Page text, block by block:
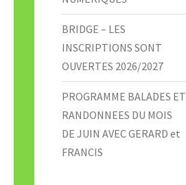
BRIDGE – LES
INSCRIPTIONS SONT
OUVERTES 2026/2027
PROGRAMME BALADES ET
RANDONNEES DU MOIS
DE JUIN AVEC GERARD et
FRANCIS